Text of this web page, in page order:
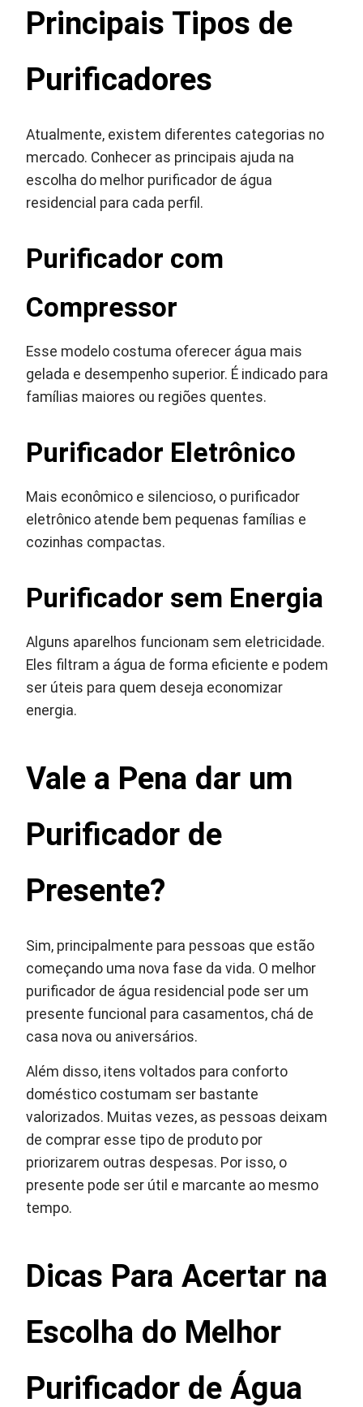
Principais Tipos de
Purificadores
Atualmente, existem diferentes categorias no
mercado. Conhecer as principais ajuda na
escolha do melhor purificador de água
residencial para cada perfil.
Purificador com
Compressor
Esse modelo costuma oferecer água mais
gelada e desempenho superior. É indicado para
famílias maiores ou regiões quentes.
Purificador Eletrônico
Mais econômico e silencioso, o purificador
eletrônico atende bem pequenas famílias e
cozinhas compactas.
Purificador sem Energia
Alguns aparelhos funcionam sem eletricidade.
Eles filtram a água de forma eficiente e podem
ser úteis para quem deseja economizar
energia.
Vale a Pena dar um
Purificador de
Presente?
Sim, principalmente para pessoas que estão
começando uma nova fase da vida. O melhor
purificador de água residencial pode ser um
presente funcional para casamentos, chá de
casa nova ou aniversários.
Além disso, itens voltados para conforto
doméstico costumam ser bastante
valorizados. Muitas vezes, as pessoas deixam
de comprar esse tipo de produto por
priorizarem outras despesas. Por isso, o
presente pode ser útil e marcante ao mesmo
tempo.
Dicas Para Acertar na
Escolha do Melhor
Purificador de Água